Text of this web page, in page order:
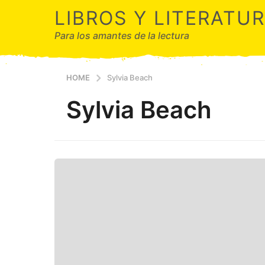
LIBROS Y
Para los amantes de la lectura
HOME Sylvia Beach
Sylvia Beach